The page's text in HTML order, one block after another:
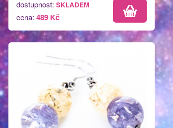
dostupnost: SKLADEM
cena: 489 Kč